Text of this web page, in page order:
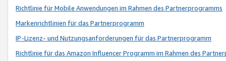
Richtlinie für Mobile Anwendungen im Rahmen des Partnerprogramms
Markenrichtlinien für das Partnerprogramm
IP-Lizenz- und Nutzungsanforderungen für das Partnerprogramm
Richtlinie für das Amazon Influencer Programm im Rahmen des